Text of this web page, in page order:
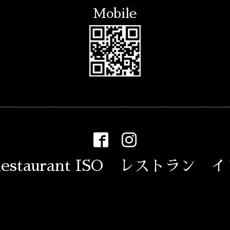
Mobile
ISO レストラン イ